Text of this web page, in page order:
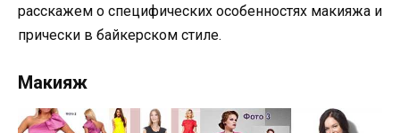
расскажем о специфических особенностях макияжа и
прически в байкерском стиле.
Макияж